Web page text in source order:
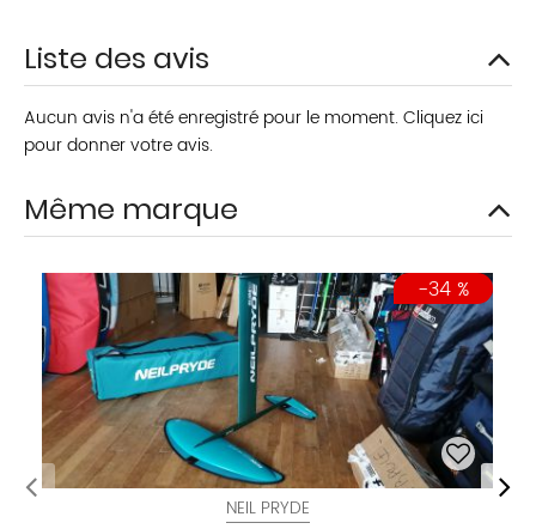
Liste des avis
Aucun avis n'a été enregistré pour le moment. Cliquez ici
pour donner votre avis.
Même marque
-34 %
NEIL PRYDE